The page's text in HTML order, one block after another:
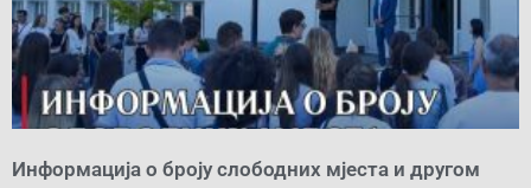
Информација о броју слободних мјеста и другом